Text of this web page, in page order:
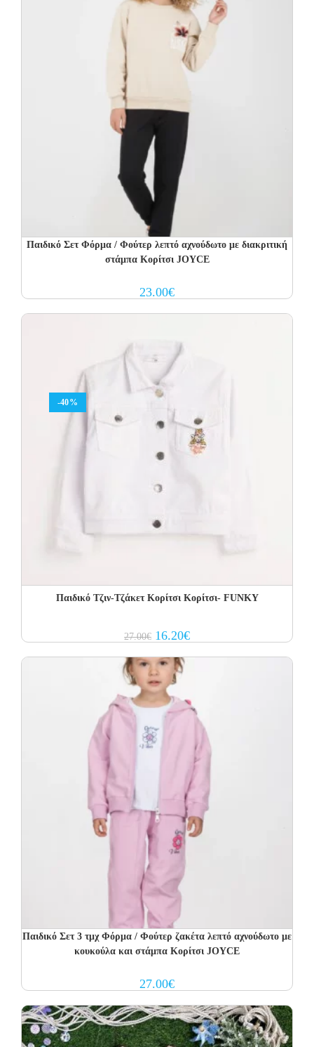
Παιδικό Σετ Φόρμα / Φούτερ λεπτό αχνούδωτο με διακριτική
στάμπα Κορίτσι JOYCE
23.00€
-40%
Παιδικό Τζιν-Τζάκετ Κορίτσι Κορίτσι- FUNKY
27.00€ Original
price
27.00€.
16.20€Current
price
Παιδικό Σετ 3 τμχ Φόρμα / Φούτερ ζακέτα λεπτό αχνούδωτο με
κουκούλα και στάμπα Κορίτσι JOYCE
27.00€